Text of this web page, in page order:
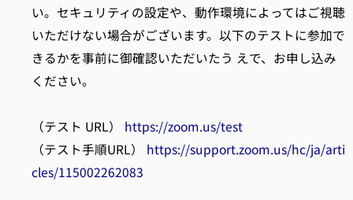
い。セキュリティの設定や、動作環境によってはご視聴
いただけない場合がございます。以下のテストに参加で
きるかを事前に御確認いただいたう えで、お申し込み
ください。
（テスト URL） https://zoom.us/test
（テスト手順URL） https://support.zoom.us/hc/ja/arti
cles/115002262083